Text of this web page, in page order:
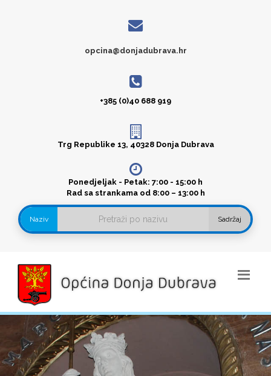
opcina@donjadubrava.hr
+385 (0)40 688 919
Trg Republike 13, 40328 Donja Dubrava
Ponedjeljak - Petak: 7:00 - 15:00 h
Rad sa strankama od 8:00 – 13:00 h
Naziv Sadržaj